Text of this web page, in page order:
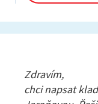
Zdravím,
chci napsat